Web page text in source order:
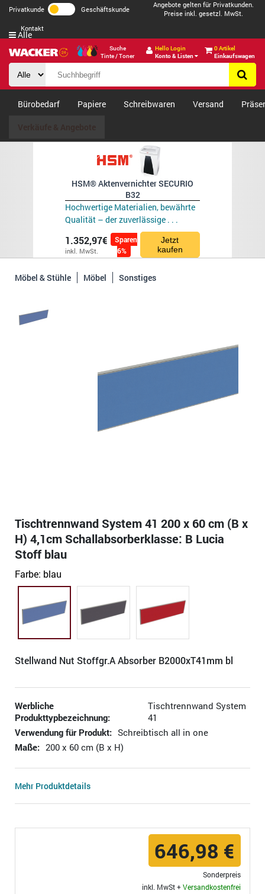
Privatkunde Geschäftskunde
Angebote gelten für Privatkunden.
Preise inkl. gesetzl. MwSt.
Kontakt
Suche
Tinte / Toner
Hello Login
Konto & Listen
0 Artikel
Einkaufswagen
Alle
Bürobedarf Papiere Schreibwaren Versand
HSM® Aktenvernichter SECURIO
B32
Hochwertige Materialien, bewährte
Qualität – der zuverlässige . . .
1.352,97€
inkl. MwSt.
Sparen
6%
Jetzt
kaufen
Möbel & Stühle Möbel Sonstiges
Tischtrennwand System 41 200 x 60 cm (B x
H) 4,1cm Schallabsorberklasse: B Lucia
Stoff blau
Farbe: blau
Stellwand Nut Stoffgr.A Absorber B2000xT41mm bl
Werbliche
Produkttypbezeichnung:
Tischtrennwand System
41
Verwendung für Produkt: Schreibtisch all in one
Maße: 200 x 60 cm (B x H)
Mehr Produktdetails
646,98 €
Sonderpreis
inkl. MwSt +Versandkostenfrei